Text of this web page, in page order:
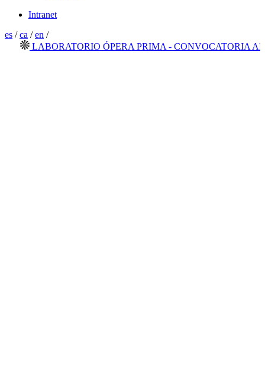
Intranet
es /ca /en /
LABORATORIO ÓPERA PRIMA - CONVOCATORIA